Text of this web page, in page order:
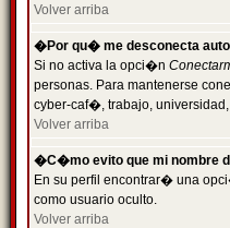
Volver arriba
�Por qu� me desconecta
Si no activa la opci�n
personas. Para mantenerse
cyber-caf�, trabajo, universidad,
Volver arriba
�C�mo evito que mi nombre
En su perfil encontrar� una
como usuario oculto.
Volver arriba